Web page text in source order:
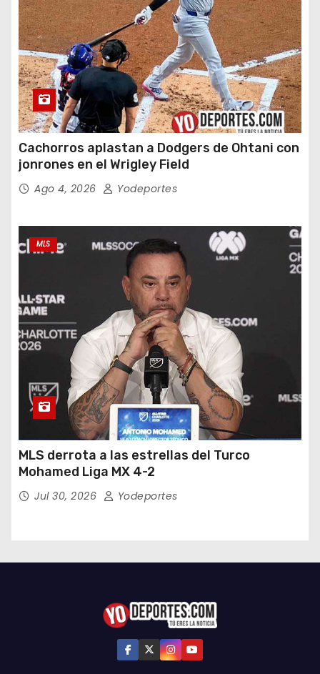
Cachorros aplastan a Dodgers de Ohtani con
jonrones en el Wrigley Field
Ago 4, 2026 Yodeportes
MLS
MLS derrota a las estrellas del Turco
Mohamed Liga MX 4-2
Jul 30, 2026 Yodeportes